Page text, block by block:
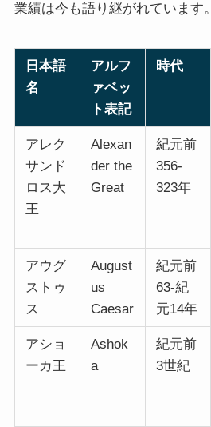
業績は今も語り継がれています。
日本語
名
アルフ
ァベッ
ト表記
時代
アレク
サンド
ロス大
王
Alexan
der the
Great
紀元前
356-
323年
アウグ
ストゥ
ス
August
us
Caesar
紀元前
63-紀
元14年
アショ
ーカ王
Ashok
a
紀元前
3世紀